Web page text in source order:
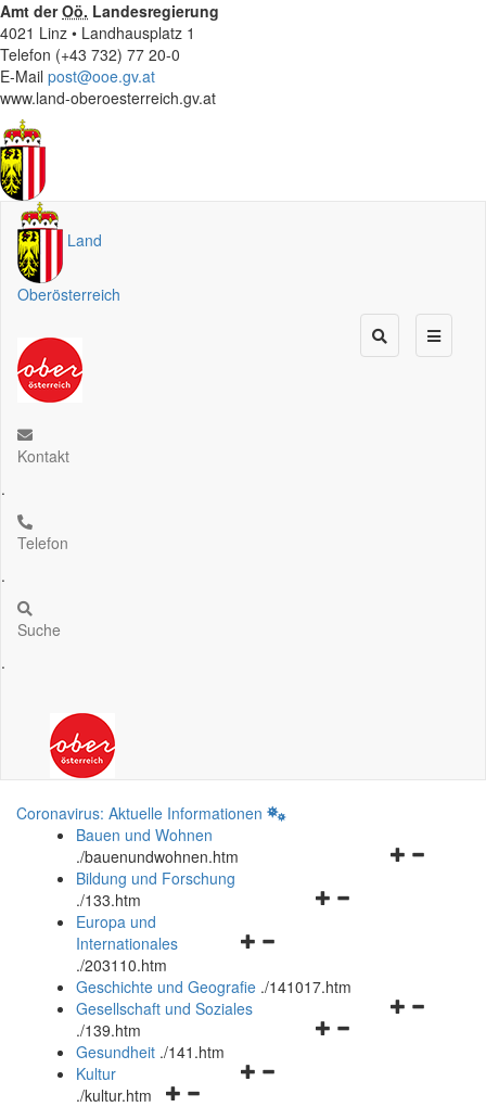
Amt derOö. Landesregierung
4021 Linz • Landhausplatz 1
Telefon (+43 732) 77 20-0
E-Mail post@ooe.gv.at
www.land-oberoesterreich.gv.at
Land
Oberösterreich
Kontakt
.
Telefon
.
Suche
.
Coronavirus: Aktuelle Informationen
Bauen und Wohnen
./bauenundwohnen.htm
Navigationsmenü
Bildung und Forschung
./133.htm
Navigationsmenü
und
schließen
Europa und
Internationales
./203110.htm
Geschichte und Geografie ./141017.htm
Navigationsmenü
Gesellschaft und Soziales
./139.htm
Navigationsmenü
Gesundheit ./141.htm
Navigationsmenü
Kultur
./kultur.htm